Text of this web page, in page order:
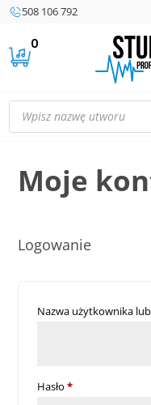
508 106 792
0
Wyszukiwarka
produktów
Moje
Logowanie
Nazwa użytkownika
Hasło*Wymagane